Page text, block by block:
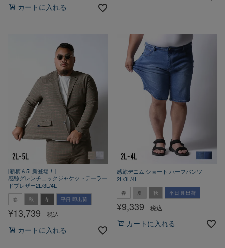
カートに入れる
[新柄＆5L新登場！]
感鯨グレンチェックジャケットテーラー
ドブレザー2L/3L/4L
春 秋 冬 平日 即出荷
¥13,739 税込
カートに入れる
感鯨デニム ショート ハーフパンツ
2L/3L/4L
春 夏 秋 平日 即出荷
¥9,339 税込
カートに入れる